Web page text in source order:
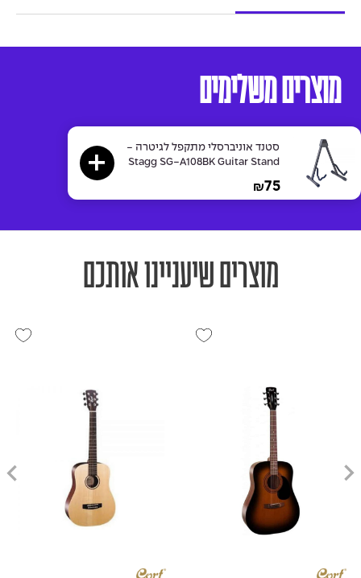
מוצרים משלימים
סטנד אוניברסלי מתקפל לגיטרה -
Stagg SG-A108BK Guitar Stand
₪75
מוצרים שיעניינו אותכם